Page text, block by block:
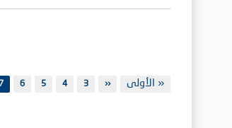
First
« الأولى
Previous
‹‹ الصفحة
3 الصفحة
4 الصفحة
5 الصفحة
6
7